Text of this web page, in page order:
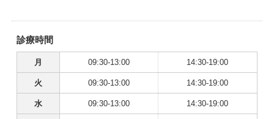
診療時間
月 09:30-13:00 14:30-19:00
火 09:30-13:00 14:30-19:00
水 09:30-13:00 14:30-19:00